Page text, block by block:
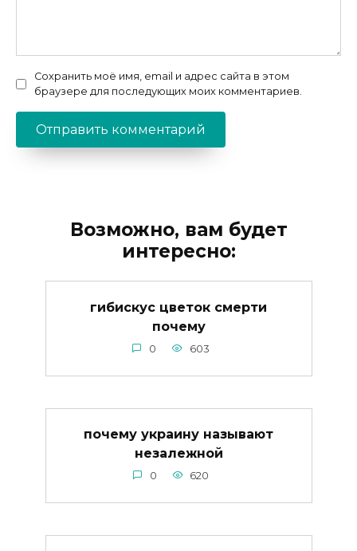
Сохранить моё имя, email и адрес сайта в этом
браузере для последующих моих комментариев.
Возможно, вам будет
интересно:
гибискус цветок смерти
почему
0 603
почему украину называют
незалежной
0 620